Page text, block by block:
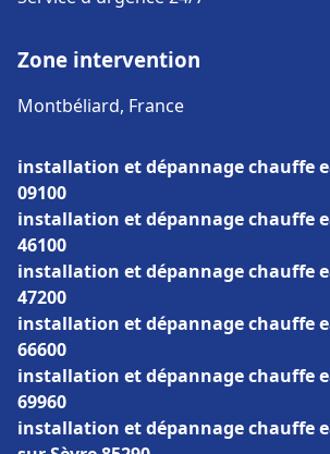
Zone intervention
Montbéliard, France
installation et dépannage chauffe
09100
installation et dépannage chauffe
46100
installation et dépannage chauffe
47200
installation et dépannage chauffe
66600
installation et dépannage chauffe
69960
installation et dépannage chauffe